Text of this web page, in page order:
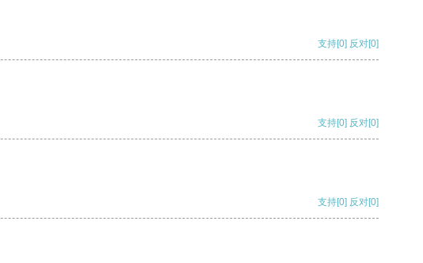
支持[0] 反对[0]
支持[0] 反对[0]
支持[0] 反对[0]